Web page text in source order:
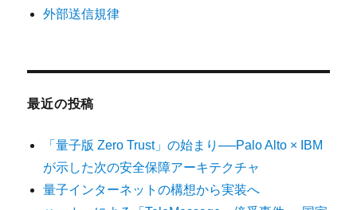
外部送信規律
最近の投稿
「量子版 Zero Trust」の始まり──Palo Alto × IBM
が示した次の安全保障アーキテクチャ
量子インターネットの構想から実装へ